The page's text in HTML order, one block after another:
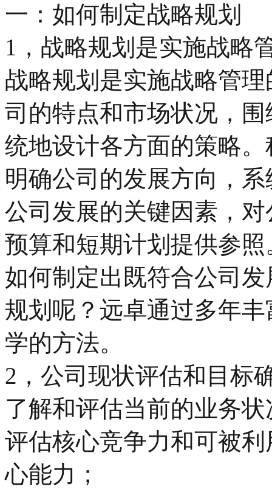
一：如何制定战略规划
1，战略规划是实施战略
战略规划是实施战略管
司的特点和市场状况，
统地设计各方面的策略
明确公司的发展方向，
公司发展的关键因素，
预算和短期计划提供参照
如何制定出既符合公司
规划呢？远卓通过多年
学的方法。
2，公司现状评估和目标
了解和评估当前的业务状
评估核心竞争力和可被
心能力；